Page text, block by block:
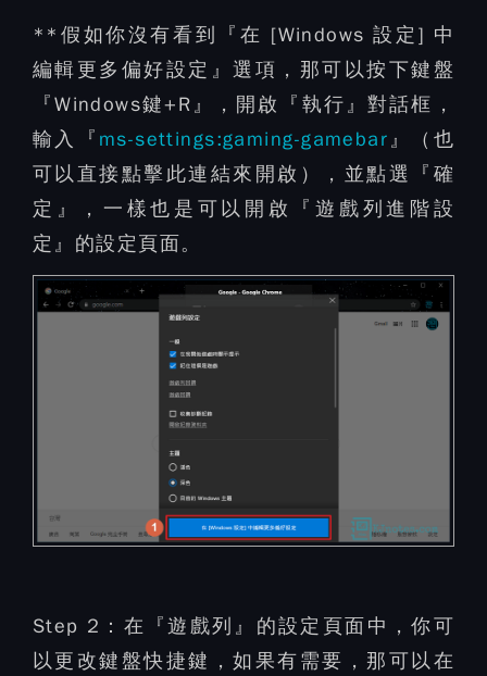
**假如你沒有看到『在 [Windows 設定] 中
編輯更多偏好設定』選項，那可以按下鍵盤
『Windows鍵+R』，開啟『執行』對話框，
輸入『 ms-settings:gaming-gamebar』（也
可以直接點擊此連結來開啟），並點選『確
定』，一樣也是可以開啟『遊戲列進階設
定』的設定頁面。
Step 2： 在『遊戲列』的設定頁面中，你可
以更改鍵盤快捷鍵，如果有需要，那可以在